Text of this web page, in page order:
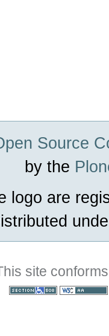
Source
by the
logo are
site